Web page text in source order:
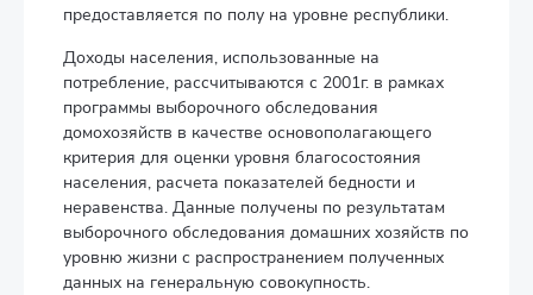
предоставляется по полу на уровне республики.
Доходы населения, использованные на
потребление, рассчитываются с 2001г. в рамках
программы выборочного обследования
домохозяйств в качестве основополагающего
критерия для оценки уровня благосостояния
населения, расчета показателей бедности и
неравенства. Данные получены по результатам
выборочного обследования домашних хозяйств по
уровню жизни с распространением полученных
данных на генеральную совокупность.